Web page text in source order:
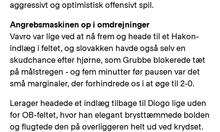
aggressivt og optimistisk offensivt spil.
Angrebsmaskinen op i omdrejninger
Vavro var lige ved at nå frem og heade til et Hakon-
indlæg i feltet, og slovakken havde også selv en
skudchance efter hjørne, som Grubbe blokerede tæt
på målstregen - og fem minutter før pausen var det
små marginaler, der forhindrede os i at øge til 2-0.
Lerager headede et indlæg tilbage til Diogo lige uden
for OB-feltet, hvor han elegant brysttæmmede bolden
og flugtede den på overliggeren helt ud ved krydset.